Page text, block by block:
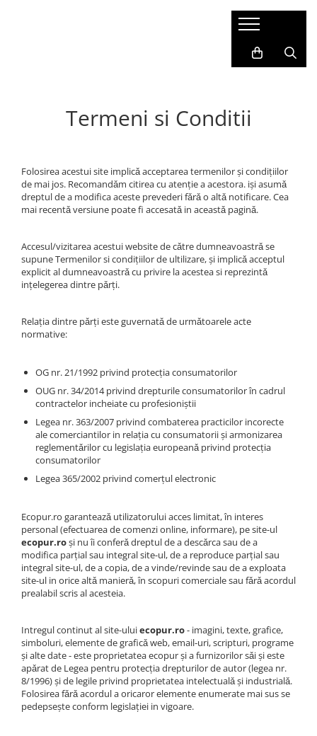
Termeni si Conditii
Folosirea acestui site implicǎ acceptarea termenilor şi condițiilor
de mai jos. Recomandǎm citirea cu atenție a acestora. işi asumǎ
dreptul de a modifica aceste prevederi fǎrǎ o altǎ notificare. Cea
mai recentǎ versiune poate fi accesatǎ in aceastǎ paginǎ.
Accesul/vizitarea acestui website de cǎtre dumneavoastrǎ se
supune Termenilor si condițiilor de ultilizare, şi implicǎ acceptul
explicit al dumneavoastrǎ cu privire la acestea si reprezintǎ
ințelegerea dintre pǎrți.
Relația dintre pǎrți este guvernatǎ de urmǎtoarele acte
normative:
OG nr. 21/1992 privind protecția consumatorilor
OUG nr. 34/2014 privind drepturile consumatorilor în cadrul
contractelor incheiate cu profesioniştii
Legea nr. 363/2007 privind combaterea practicilor incorecte
ale comerciantilor in relația cu consumatorii şi armonizarea
reglementǎrilor cu legislația europeanǎ privind protecția
consumatorilor
Legea 365/2002 privind comerțul electronic
Ecopur.ro garanteazǎ utilizatorului acces limitat, în interes
personal (efectuarea de comenzi online, informare), pe site-ul
ecopur.roşi nu îi conferǎ dreptul de a descǎrca sau de a
modifica parțial sau integral site-ul, de a reproduce parțial sau
integral site-ul, de a copia, de a vinde/revinde sau de a exploata
site-ul in orice altǎ manierǎ, în scopuri comerciale sau fǎrǎ acordul
prealabil scris al acesteia.
Intregul continut al site-uluiecopur.ro- imagini, texte, grafice,
simboluri, elemente de graficǎ web, email-uri, scripturi, programe
şi alte date - este proprietatea ecopur şi a furnizorilor sǎi şi este
apǎrat de Legea pentru protecția drepturilor de autor (legea nr.
8/1996) şi de legile privind proprietatea intelectualǎ şi industrialǎ.
Folosirea fǎrǎ acordul a oricaror elemente enumerate mai sus se
pedepseşte conform legislației in vigoare.